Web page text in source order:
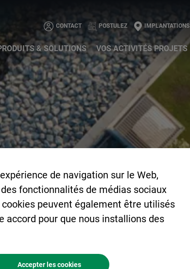
CONTACT POSTULEZ IMPLANTATIONS
& SOLUTIONS VOS ACTIVITÉS PROJETS
de navigation sur le Web,
fonctionnalités de médias sociaux
peuvent également être utilisés
accord pour que nous installions des
Accepter les cookies